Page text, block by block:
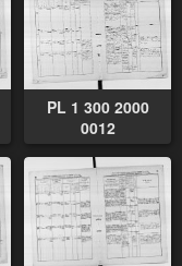
PL 1 300 2000
0012